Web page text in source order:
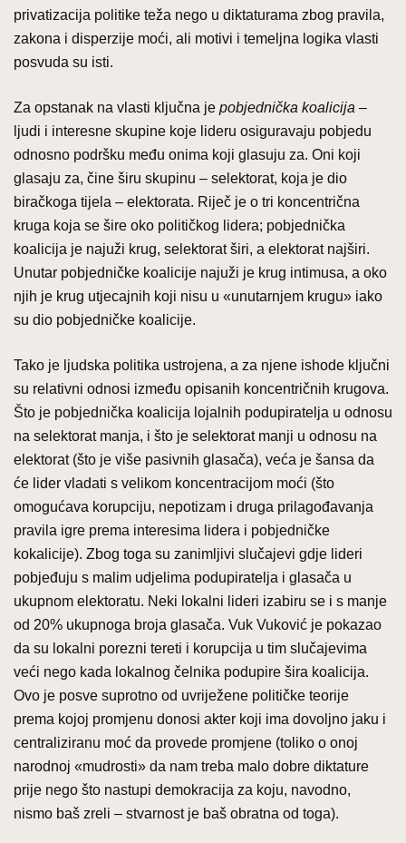
privatizacija politike teža nego u diktaturama zbog pravila,
zakona i disperzije moći, ali motivi i temeljna logika vlasti
posvuda su isti.
Za opstanak na vlasti ključna je pobjednička koalicija –
ljudi i interesne skupine koje lideru osiguravaju pobjedu
odnosno podršku među onima koji glasuju za. Oni koji
glasaju za, čine širu skupinu – selektorat, koja je dio
biračkoga tijela – elektorata. Riječ je o tri koncentrična
kruga koja se šire oko političkog lidera; pobjednička
koalicija je najuži krug, selektorat širi, a elektorat najširi.
Unutar pobjedničke koalicije najuži je krug intimusa, a oko
njih je krug utjecajnih koji nisu u «unutarnjem krugu» iako
su dio pobjedničke koalicije.
Tako je ljudska politika ustrojena, a za njene ishode ključni
su relativni odnosi između opisanih koncentričnih krugova.
Što je pobjednička koalicija lojalnih podupiratelja u odnosu
na selektorat manja, i što je selektorat manji u odnosu na
elektorat (što je više pasivnih glasača), veća je šansa da
će lider vladati s velikom koncentracijom moći (što
omogućava korupciju, nepotizam i druga prilagođavanja
pravila igre prema interesima lidera i pobjedničke
kokalicije). Zbog toga su zanimljivi slučajevi gdje lideri
pobjeđuju s malim udjelima podupiratelja i glasača u
ukupnom elektoratu. Neki lokalni lideri izabiru se i s manje
od 20% ukupnoga broja glasača. Vuk Vuković je pokazao
da su lokalni porezni tereti i korupcija u tim slučajevima
veći nego kada lokalnog čelnika podupire šira koalicija.
Ovo je posve suprotno od uvriježene političke teorije
prema kojoj promjenu donosi akter koji ima dovoljno jaku i
centraliziranu moć da provede promjene (toliko o onoj
narodnoj «mudrosti» da nam treba malo dobre diktature
prije nego što nastupi demokracija za koju, navodno,
nismo baš zreli – stvarnost je baš obratna od toga).